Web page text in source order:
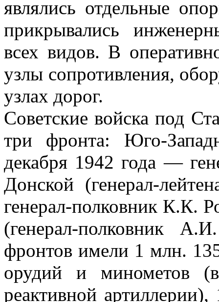
являлись отдельные
прикрывались
всех видов. В
узлы сопротивления,
узлах дорог.
Советские войска под
три фронта: Юго-
декабря 1942 года —
Донской (генерал-
генерал-полковник К.К.
(генерал-полковник
фронтов имели 1 млн.
орудий и минометов
реактивной